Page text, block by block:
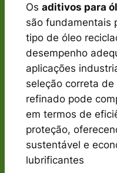
Os aditivos para
são fundamentais
tipo de óleo
desempenho
aplicações
seleção correta
refinado pode
em termos de
proteção,
sustentável e
lubrificantes